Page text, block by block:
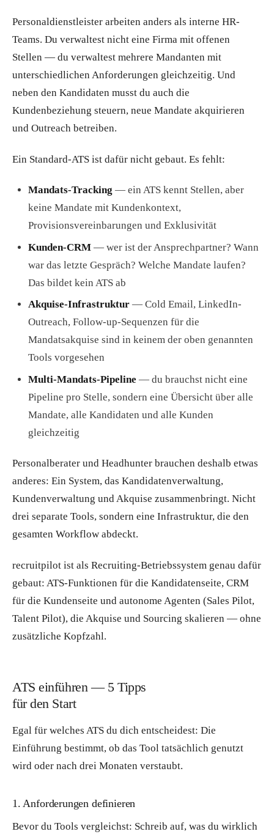
Personaldienstleister arbeiten anders als interne HR-
Teams. Du verwaltest nicht eine Firma mit offenen
Stellen — du verwaltest mehrere Mandanten mit
unterschiedlichen Anforderungen gleichzeitig. Und
neben den Kandidaten musst du auch die
Kundenbeziehung steuern, neue Mandate akquirieren
und Outreach betreiben.
Ein Standard-ATS ist dafür nicht gebaut. Es fehlt:
Mandats-Tracking — ein ATS kennt Stellen, aber
keine Mandate mit Kundenkontext,
Provisionsvereinbarungen und Exklusivität
Kunden-CRM— wer ist der Ansprechpartner? Wann
war das letzte Gespräch? Welche Mandate laufen?
Das bildet kein ATS ab
Akquise-Infrastruktur— Cold Email, LinkedIn-
Outreach, Follow-up-Sequenzen für die
Mandatsakquise sind in keinem der oben genannten
Tools vorgesehen
Multi-Mandats-Pipeline — du brauchst nicht eine
Pipeline pro Stelle, sondern eine Übersicht über alle
Mandate, alle Kandidaten und alle Kunden
gleichzeitig
Personalberater und Headhunter brauchen deshalb etwas
anderes: Ein System, das Kandidatenverwaltung,
Kundenverwaltung und Akquise zusammenbringt. Nicht
drei separate Tools, sondern eine Infrastruktur, die den
gesamten Workflow abdeckt.
recruitpilot ist als Recruiting-Betriebssystem genau dafür
gebaut: ATS-Funktionen für die Kandidatenseite, CRM
für die Kundenseite und autonome Agenten (Sales Pilot,
Talent Pilot), die Akquise und Sourcing skalieren — ohne
zusätzliche Kopfzahl.
ATS einführen — 5 Tipps
für den Start
Egal für welches ATS du dich entscheidest: Die
Einführung bestimmt, ob das Tool tatsächlich genutzt
wird oder nach drei Monaten verstaubt.
1. Anforderungen definieren
Bevor du Tools vergleichst: Schreib auf, was du wirklich